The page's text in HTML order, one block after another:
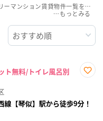
ト無料/トイレ風呂別
録
線【琴似】駅から徒歩9分！
二十四軒駅/出張・研修向けのウィークリーマンション賃貸物件一覧を掲載中。敷金・礼金無料、家具・家電付をご紹介。こだわり条件での絞込みも簡単！
…